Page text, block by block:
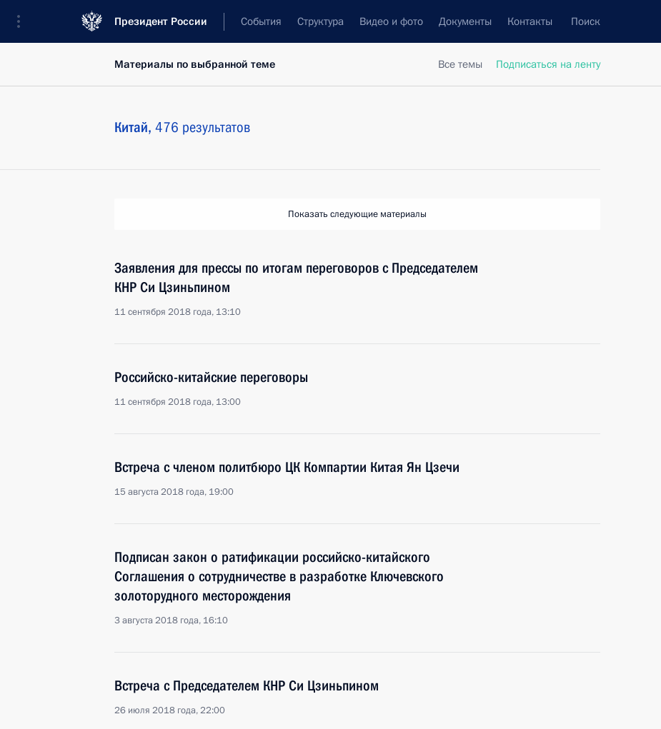
Президент России События Структура Видео и фото Документы Контакты Поиск
Все темы Подписаться на ленту
Материалы по выбранной теме
Китай, 476 результатов
Показать следующие материалы
Заявления для прессы по итогам переговоров с Председателем
КНР Си Цзиньпином
11 сентября 2018 года, 13:10
Российско-китайские переговоры
11 сентября 2018 года, 13:00
Встреча с членом политбюро ЦК Компартии Китая Ян Цзечи
15 августа 2018 года, 19:00
Подписан закон о ратификации российско-китайского
Соглашения о сотрудничестве в разработке Ключевского
золоторудного месторождения
3 августа 2018 года, 16:10
Встреча с Председателем КНР Си Цзиньпином
26 июля 2018 года, 22:00